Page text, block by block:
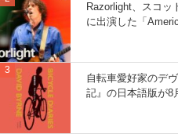
Razorlight、スコッ
に出演した「
自転車愛好家のデ
記』の日本語版が8